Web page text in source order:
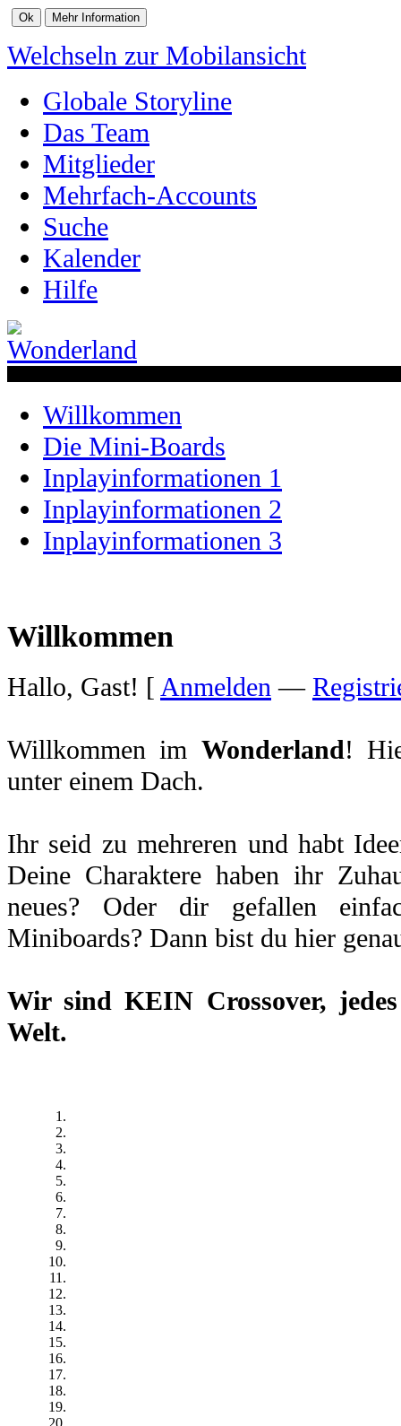
Welchseln zur Mobilansicht
Globale Storyline
Das Team
Mitglieder
Mehrfach-Accounts
Suche
Kalender
Hilfe
Willkommen
Die Mini-Boards
Inplayinformationen 1
Inplayinformationen 2
Inplayinformationen 3
Willkommen
Hallo, Gast! [ Anmelden —
Willkommen im Wonderland!
unter einem Dach.
Ihr seid zu mehreren und habt
Deine Charaktere haben ihr
neues? Oder dir gefallen
Miniboards? Dann bist du hier
Wir sindKEIN Crossover,
Welt.